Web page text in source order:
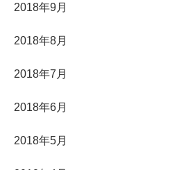
2018年9月
2018年8月
2018年7月
2018年6月
2018年5月